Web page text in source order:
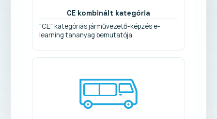
CE kombinált kategória
"CE" kategóriás járművezető-képzés e-
learning tananyag bemutatója